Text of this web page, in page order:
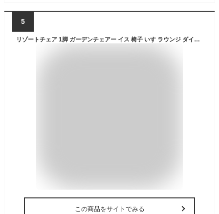
5
リゾートチェア 1脚 ガーデンチェアー イス 椅子 いす ラウンジ ダイニング バルコニー 庭 屋外 カフェ アウトドア ラタン調 PE ラタン 人工ラタン ポリエチレン 籐 丈夫 アジアン ガーデンファニチャー クッション付
この商品をサイトでみる